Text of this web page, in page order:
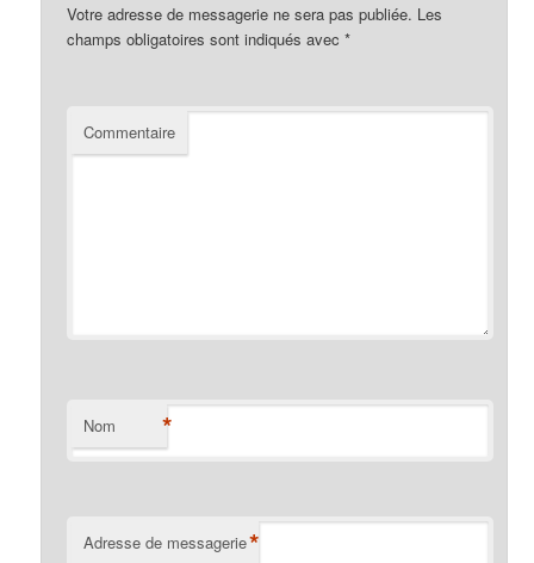
Votre adresse de messagerie ne sera pas publiée. Les
champs obligatoires sont indiqués avec*
Commentaire
Nom *
Adresse de messagerie*